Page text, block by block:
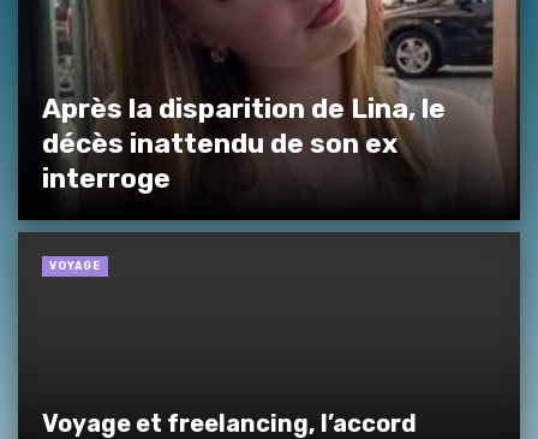
Après la disparition de Lina, le
décès inattendu de son ex
interroge
Voyage et freelancing, l’accord
VOYAGE